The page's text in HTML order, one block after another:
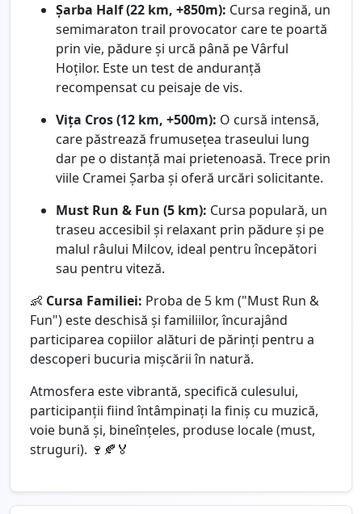
Șarba Half (22 km, +850m): Cursa regină, un
semimaraton trail provocator care te poartă
prin vie, pădure și urcă până pe Vârful
Hoților. Este un test de anduranță
recompensat cu peisaje de vis.
Vița Cros (12 km, +500m): O cursă intensă,
care păstrează frumusețea traseului lung
dar pe o distanță mai prietenoasă. Trece prin
viile Cramei Șarba și oferă urcări solicitante.
Must Run & Fun (5 km): Cursa populară, un
traseu accesibil și relaxant prin pădure și pe
malul râului Milcov, ideal pentru începători
sau pentru viteză.
👶 Cursa Familiei: Proba de 5 km ("Must Run &
Fun") este deschisă și familiilor, încurajând
participarea copiilor alături de părinți pentru a
descoperi bucuria mișcării în natură.
Atmosfera este vibrantă, specifică culesului,
participanții fiind întâmpinați la finiș cu muzică,
voie bună și, bineînțeles, produse locale (must,
struguri). 🍷🍂🏅